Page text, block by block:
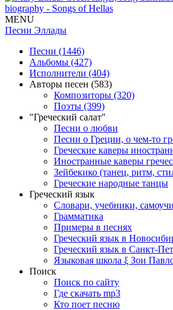
MENU
Песни Эллады
Песни (1446)
Альбомы (427)
Исполнители (404)
Авторы песен (583)
Композиторы (320)
Поэты (399)
"Греческий салат"
Песни о любви
Песни о Греции, о чем-то
Греческие каверы
Иностранные каверы
Зейбекико (танец, ритм,
Греческие народные танцы
Греческий язык
Словари, учебники,
Грамматика
Примеры в песнях
Греческий язык в
Греческий язык в Санкт-
Языковая школа ξ Зои
Поиск
Поиск по сайту
Где скачать mp3
Кто поет песню